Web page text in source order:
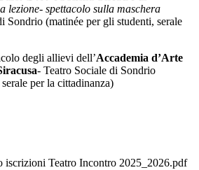
lezione- spettacolo sulla maschera
Sondrio (matinée per gli studenti, serale
degli allievi dell’Accademia d’Arte
- Teatro Sociale di Sondrio
per la cittadinanza)
iscrizioni Teatro Incontro 2025_2026.pdf